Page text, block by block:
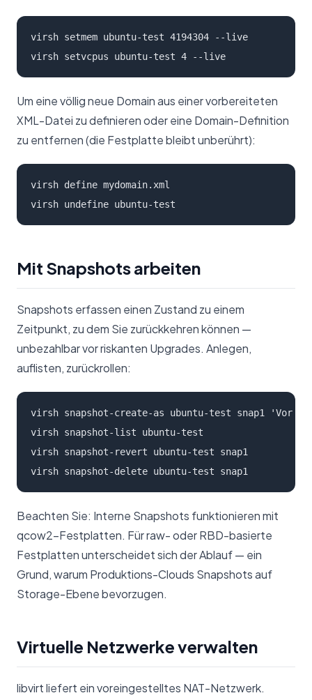
virsh setmem ubuntu-test 4194304 --live
virsh setvcpus ubuntu-test 4 --live
Um eine völlig neue Domain aus einer vorbereiteten
XML-Datei zu definieren oder eine Domain-Definition
zu entfernen (die Festplatte bleibt unberührt):
virsh define mydomain.xml
virsh undefine ubuntu-test
Mit Snapshots arbeiten
Snapshots erfassen einen Zustand zu einem
Zeitpunkt, zu dem Sie zurückkehren können —
unbezahlbar vor riskanten Upgrades. Anlegen,
auflisten, zurückrollen:
virsh snapshot-create-as ubuntu-test snap1 'Vor
virsh snapshot-list ubuntu-test
virsh snapshot-revert ubuntu-test snap1
virsh snapshot-delete ubuntu-test snap1
Beachten Sie: Interne Snapshots funktionieren mit
qcow2-Festplatten. Für raw- oder RBD-basierte
Festplatten unterscheidet sich der Ablauf — ein
Grund, warum Produktions-Clouds Snapshots auf
Storage-Ebene bevorzugen.
Virtuelle Netzwerke verwalten
libvirt liefert ein voreingestelltes NAT-Netzwerk.